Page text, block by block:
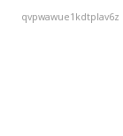
qvpwawue1kdtplav6z